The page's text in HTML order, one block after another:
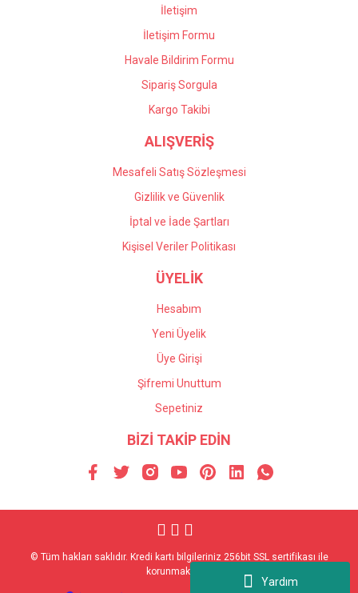
Yardım
Gönder
İletişim
İletişim Formu
Havale Bildirim Formu
Sipariş Sorgula
Kargo Takibi
ALIŞVERİŞ
Mesafeli Satış Sözleşmesi
Gizlilik ve Güvenlik
İptal ve İade Şartları
Kişisel Veriler Politikası
ÜYELİK
Hesabım
Yeni Üyelik
Üye Girişi
Şifremi Unuttum
Sepetiniz
BİZİ TAKİP EDİN
© Tüm hakları saklıdır. Kredi kartı bilgileriniz 256bit SSL sertifikası ile
korunmaktadır.